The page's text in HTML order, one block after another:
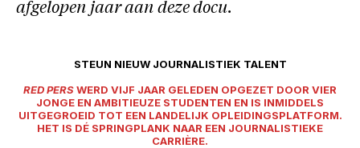
afgelopen jaar aan deze docu.
STEUN NIEUW JOURNALISTIEK TALENT
RED PERSWERD VIJF JAAR GELEDEN OPGEZET DOOR VIER
JONGE EN AMBITIEUZE STUDENTEN EN IS INMIDDELS
UITGEGROEID TOT EEN LANDELIJK OPLEIDINGSPLATFORM.
HET IS DÉ SPRINGPLANK NAAR EEN JOURNALISTIEKE
CARRIÈRE.